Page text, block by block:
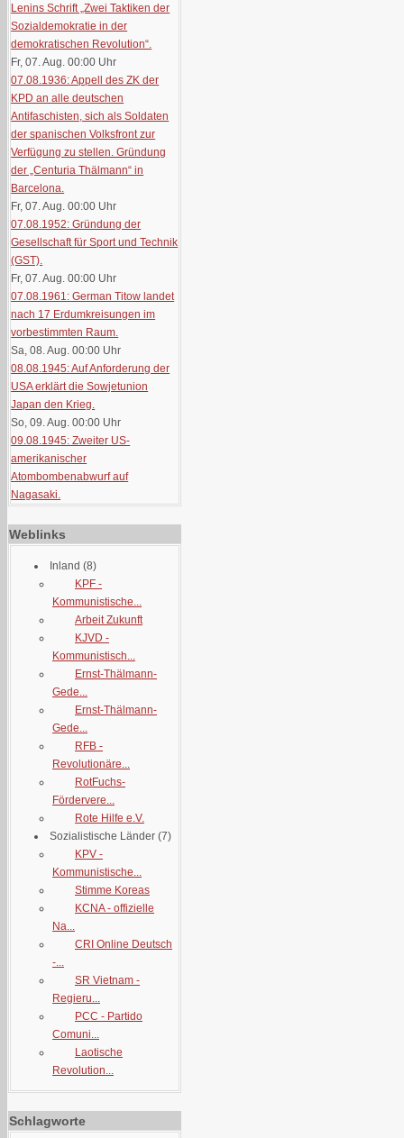
Lenins Schrift „Zwei Taktiken der
Sozialdemokratie in der
demokratischen Revolution“.
Fr, 07. Aug. 00:00 Uhr
07.08.1936: Appell des ZK der
KPD an alle deutschen
Antifaschisten, sich als Soldaten
der spanischen Volksfront zur
Verfügung zu stellen. Gründung
der „Centuria Thälmann“ in
Barcelona.
Fr, 07. Aug. 00:00 Uhr
07.08.1952: Gründung der
Gesellschaft für Sport und Technik
(GST).
Fr, 07. Aug. 00:00 Uhr
07.08.1961: German Titow landet
nach 17 Erdumkreisungen im
vorbestimmten Raum.
Sa, 08. Aug. 00:00 Uhr
08.08.1945: Auf Anforderung der
USA erklärt die Sowjetunion
Japan den Krieg.
So, 09. Aug. 00:00 Uhr
09.08.1945: Zweiter US-
amerikanischer
Atombombenabwurf auf
Nagasaki.
Weblinks
Inland (8)
KPF -
Kommunistische...
Arbeit Zukunft
KJVD -
Kommunistisch...
Ernst-Thälmann-
Gede...
Ernst-Thälmann-
Gede...
RFB -
Revolutionäre...
RotFuchs-
Fördervere...
Rote Hilfe e.V.
Sozialistische Länder (7)
KPV -
Kommunistische...
Stimme Koreas
KCNA - offizielle
Na...
CRI Online Deutsch
-...
SR Vietnam -
Regieru...
PCC - Partido
Comuni...
Laotische
Revolution...
Schlagworte